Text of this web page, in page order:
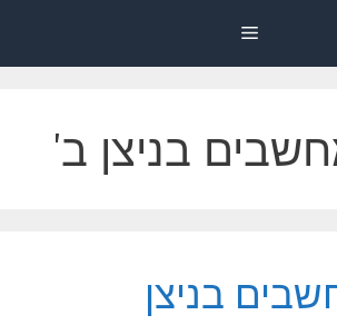
Menu
בניצן ב'
בניצן